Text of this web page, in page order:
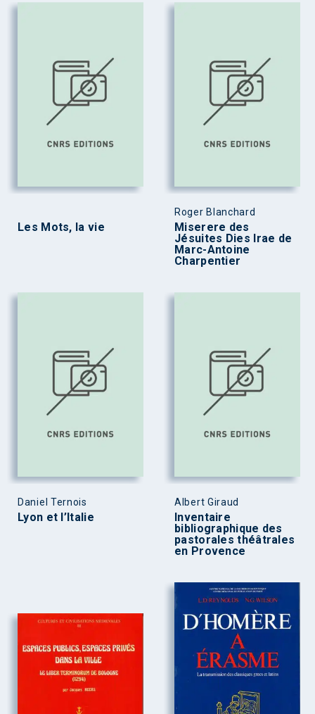
Les Mots, la vie
Roger Blanchard
Miserere des
Jésuites Dies Irae de
Marc-Antoine
Charpentier
Daniel Ternois
Lyon et l’Italie
Albert Giraud
Inventaire
bibliographique des
pastorales théâtrales
en Provence